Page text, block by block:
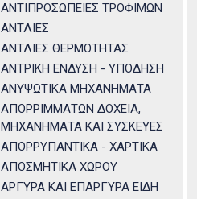
ΑΝΤΙΠΡΟΣΩΠΕΙΕΣ ΤΡΟΦΙΜΩΝ
ΑΝΤΛΙΕΣ
ΑΝΤΛΙΕΣ ΘΕΡΜΟΤΗΤΑΣ
ΑΝΤΡΙΚΗ ΕΝΔΥΣΗ - ΥΠΟΔΗΣΗ
ΑΝΥΨΩΤΙΚΑ ΜΗΧΑΝΗΜΑΤΑ
ΑΠΟΡΡΙΜΜΑΤΩΝ ΔΟΧΕΙΑ,
ΜΗΧΑΝΗΜΑΤΑ ΚΑΙ ΣΥΣΚΕΥΕΣ
ΑΠΟΡΡΥΠΑΝΤΙΚΑ - ΧΑΡΤΙΚΑ
ΑΠΟΣΜΗΤΙΚΑ ΧΩΡΟΥ
ΑΡΓΥΡΑ ΚΑΙ ΕΠΑΡΓΥΡΑ ΕΙΔΗ